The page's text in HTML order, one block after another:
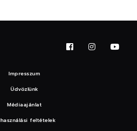
Impresszum
Üdvözlünk
Médiaajánlat
feltételek